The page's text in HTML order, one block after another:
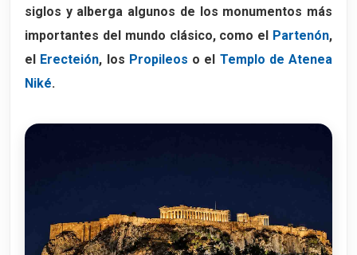
siglos y alberga algunos de los monumentos más
importantes del mundo clásico, como el Partenón,
el Erecteión, los Propileos o el Templo de Atenea
Niké.